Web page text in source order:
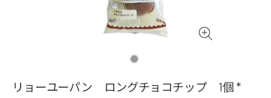
リョーユーパン ロングチョコチップ 1個 *